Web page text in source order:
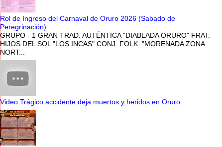
Rol de Ingreso del Carnaval de Oruro 2026 (Sabado de
Peregrinación)
GRUPO - 1 GRAN TRAD. AUTÉNTICA "DIABLADA ORURO" FRAT.
HIJOS DEL SOL "LOS INCAS" CONJ. FOLK. "MORENADA ZONA
NORT...
Video Trágico accidente deja muertos y heridos en Oruro